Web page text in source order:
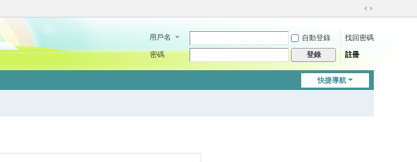
切
到
用戶名 自動登錄
找回密碼
密碼
登錄 註冊
快捷導航